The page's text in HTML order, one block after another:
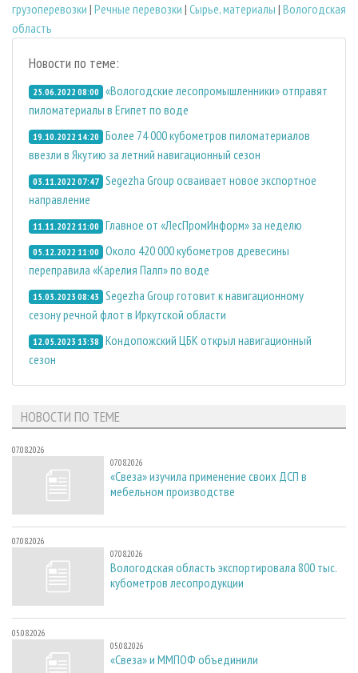
грузоперевозки | Речные перевозки | Сырье, материалы | Вологодская
область
Новости по теме:
25.06.2022 08:00 «Вологодские лесопромышленники» отправят
пиломатериалы в Египет по воде
19.10.2022 14:20 Более 74 000 кубометров пиломатериалов
ввезли в Якутию за летний навигационный сезон
03.11.2022 07:47 Segezha Group осваивает новое экспортное
направление
11.11.2022 11:00 Главное от «ЛесПромИнформ» за неделю
05.12.2022 11:00 Около 420 000 кубометров древесины
переправила «Карелия Палп» по воде
15.03.2023 08:43 Segezha Group готовит к навигационному
сезону речной флот в Иркутской области
12.05.2023 13:38 Кондопожский ЦБК открыл навигационный
сезон
НОВОСТИ ПО ТЕМЕ
07.08.2026
07.08.2026
«Свеза» изучила применение своих ДСП в
мебельном производстве
07.08.2026
07.08.2026
Вологодская область экспортировала 800 тыс.
кубометров лесопродукции
05.08.2026
05.08.2026
«Свеза» и ММПОФ объединили